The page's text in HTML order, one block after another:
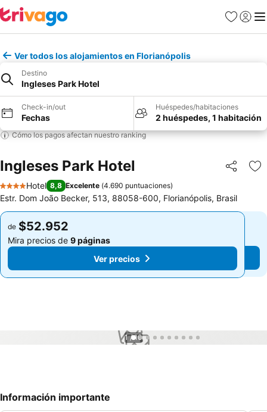
Favoritos
Iniciar
Ver todos los alojamientos en Florianópolis
Destino
Ingleses Park Hotel
Check-in/out
Fechas
Huéspedes/habitaciones
2 huéspedes, 1 habitación
Cómo los pagos afectan nuestro ranking
Ingleses Park Hotel Compartir
4 Estrellas
Hotel 8,8 Excelente (4.690 puntuaciones)
Estr. Dom João Becker, 513, 88058-600, Florianópolis, Brasil
de $52.952
Mira precios de 9 páginas
Ver precios
de $52.952
Mira precios de 9 páginas
Ver precios
1 / 10
Información importante